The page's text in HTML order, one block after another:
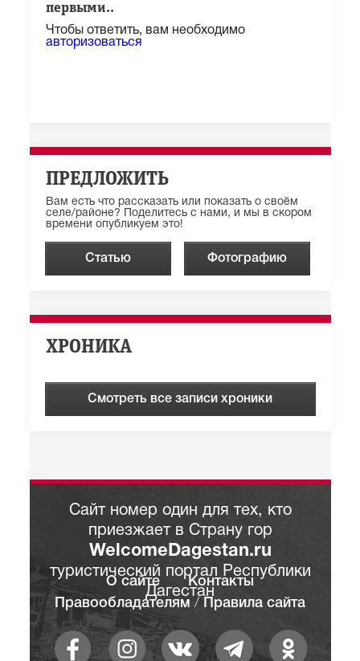
первыми..
Чтобы ответить, вам необходимо
авторизоваться
ПРЕДЛОЖИТЬ
Вам есть что рассказать или показать о своём
селе/районе? Поделитесь с нами, и мы в скором
времени опубликуем это!
Статью Фотографию
ХРОНИКА
Смотреть все записи хроники
Сайт номер один для тех, кто
приезжает в Страну гор
WelcomeDagestan.ru
туристический портал Республики
Дагестан
О сайте
Контакты
Правообладателям / Правила сайта